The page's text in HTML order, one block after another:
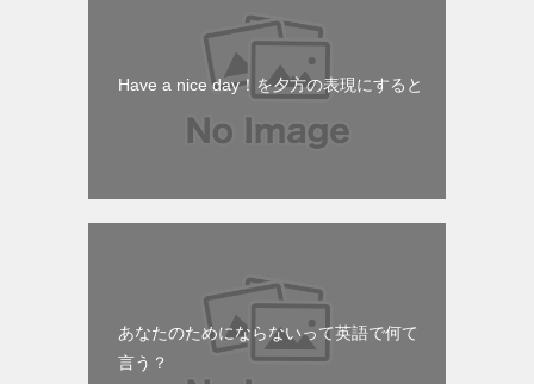
Have a nice day！を夕方の表現にすると
あなたのためにならないって英語で何て
言う？